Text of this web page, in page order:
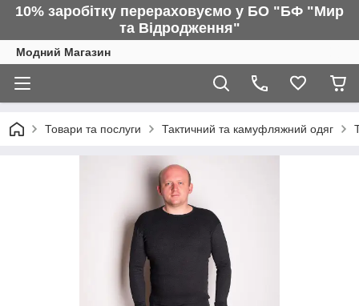
10% заробітку перераховуємо у БО "БФ "Мир
та Відродження"
Модний Магазин
Товари та послуги Тактичний та камуфляжний одяг